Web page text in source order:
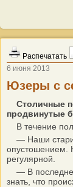
Распечатать
6 июня 2013
Юзеры с
Столичные
продвинутые
В течение
— Наши
опустошением.
регулярной.
— В последнее
знать, что